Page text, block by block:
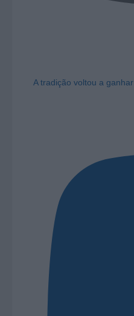
A tradição voltou a